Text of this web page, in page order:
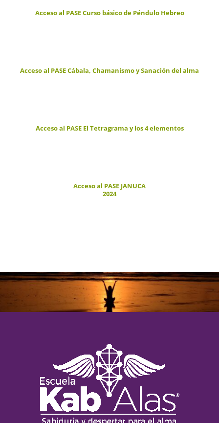
Acceso al PASE Curso básico de Péndulo Hebreo
Acceso al PASE Cábala, Chamanismo y Sanación del alma
Acceso al PASE El Tetragrama y los 4 elementos
Acceso al PASE JANUCA
2024